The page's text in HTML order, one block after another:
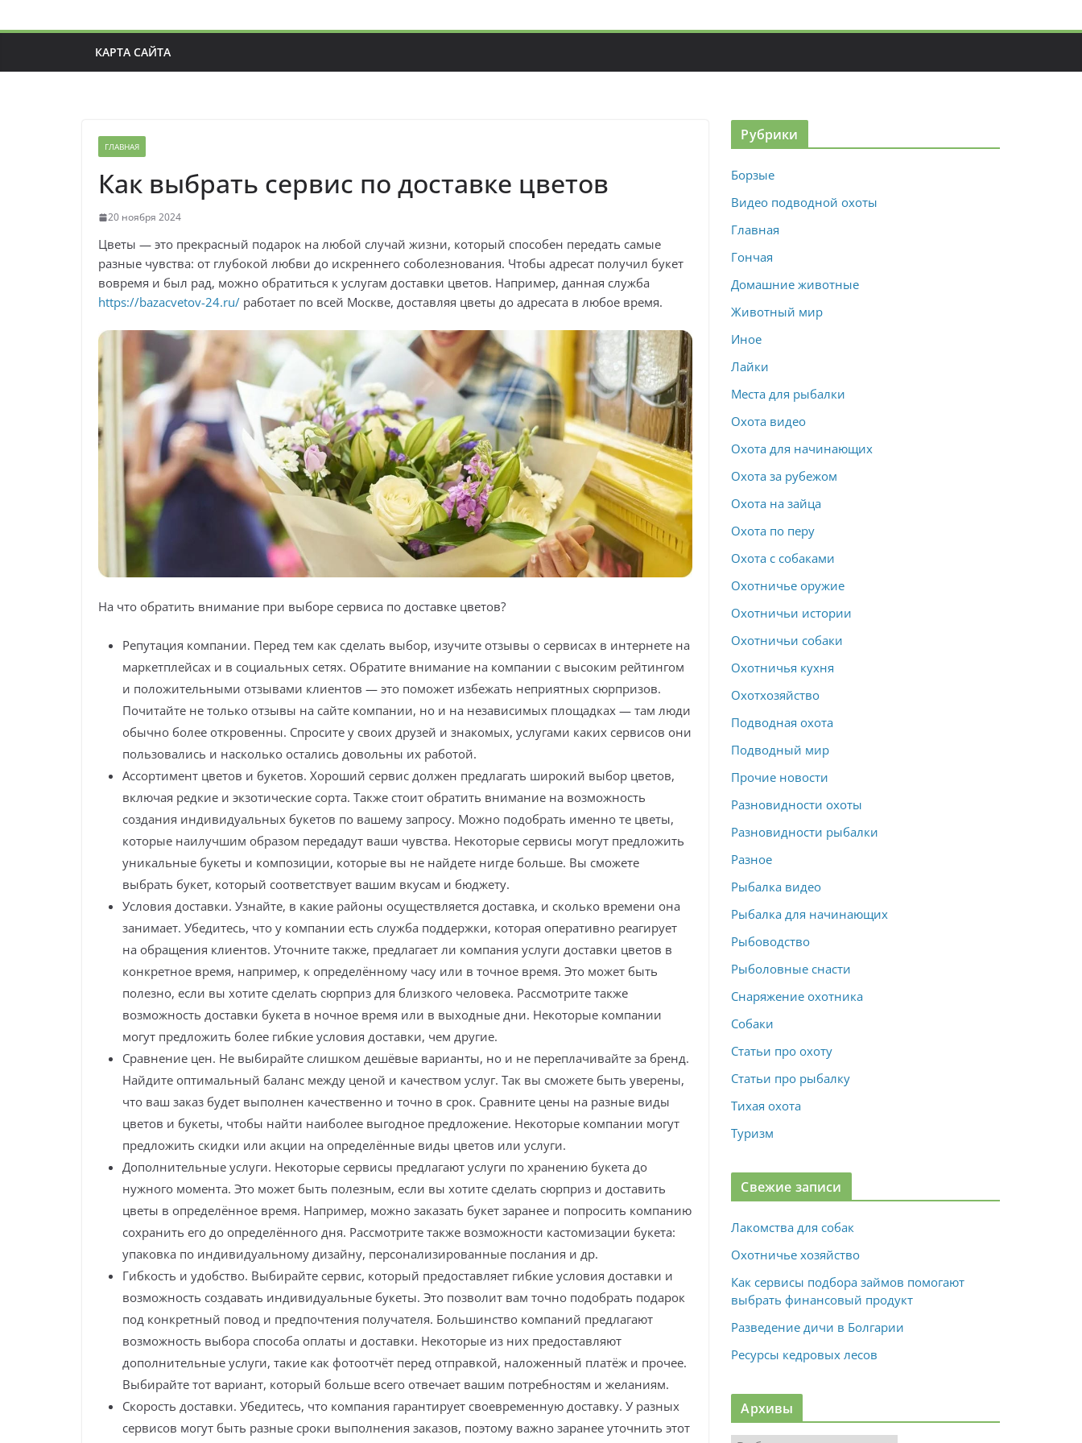
КАРТА САЙТА
ГЛАВНАЯ
Как выбрать сервис по доставке цветов
20 ноября 2024
Цветы — это прекрасный подарок на любой случай жизни, который способен передать самые
разные чувства: от глубокой любви до искреннего соболезнования. Чтобы адресат получил букет
вовремя и был рад, можно обратиться к услугам доставки цветов. Например, данная служба
https://bazacvetov-24.ru/ работает по всей Москве, доставляя цветы до адресата в любое время.
На что обратить внимание при выборе сервиса по доставке цветов?
Репутация компании. Перед тем как сделать выбор, изучите отзывы о сервисах в интернете на
маркетплейсах и в социальных сетях. Обратите внимание на компании с высоким рейтингом
и положительными отзывами клиентов — это поможет избежать неприятных сюрпризов.
Почитайте не только отзывы на сайте компании, но и на независимых площадках — там люди
обычно более откровенны. Спросите у своих друзей и знакомых, услугами каких сервисов они
пользовались и насколько остались довольны их работой.
Ассортимент цветов и букетов. Хороший сервис должен предлагать широкий выбор цветов,
включая редкие и экзотические сорта. Также стоит обратить внимание на возможность
создания индивидуальных букетов по вашему запросу. Можно подобрать именно те цветы,
которые наилучшим образом передадут ваши чувства. Некоторые сервисы могут предложить
уникальные букеты и композиции, которые вы не найдете нигде больше. Вы сможете
выбрать букет, который соответствует вашим вкусам и бюджету.
Условия доставки. Узнайте, в какие районы осуществляется доставка, и сколько времени она
занимает. Убедитесь, что у компании есть служба поддержки, которая оперативно реагирует
на обращения клиентов. Уточните также, предлагает ли компания услуги доставки цветов в
конкретное время, например, к определённому часу или в точное время. Это может быть
полезно, если вы хотите сделать сюрприз для близкого человека. Рассмотрите также
возможность доставки букета в ночное время или в выходные дни. Некоторые компании
могут предложить более гибкие условия доставки, чем другие.
Сравнение цен. Не выбирайте слишком дешёвые варианты, но и не переплачивайте за бренд.
Найдите оптимальный баланс между ценой и качеством услуг. Так вы сможете быть уверены,
что ваш заказ будет выполнен качественно и точно в срок. Сравните цены на разные виды
цветов и букеты, чтобы найти наиболее выгодное предложение. Некоторые компании могут
предложить скидки или акции на определённые виды цветов или услуги.
Дополнительные услуги. Некоторые сервисы предлагают услуги по хранению букета до
нужного момента. Это может быть полезным, если вы хотите сделать сюрприз и доставить
цветы в определённое время. Например, можно заказать букет заранее и попросить компанию
сохранить его до определённого дня. Рассмотрите также возможности кастомизации букета:
упаковка по индивидуальному дизайну, персонализированные послания и др.
Гибкость и удобство. Выбирайте сервис, который предоставляет гибкие условия доставки и
возможность создавать индивидуальные букеты. Это позволит вам точно подобрать подарок
под конкретный повод и предпочтения получателя. Большинство компаний предлагают
возможность выбора способа оплаты и доставки. Некоторые из них предоставляют
дополнительные услуги, такие как фотоотчёт перед отправкой, наложенный платёж и прочее.
Выбирайте тот вариант, который больше всего отвечает вашим потребностям и желаниям.
Скорость доставки. Убедитесь, что компания гарантирует своевременную доставку. У разных
сервисов могут быть разные сроки выполнения заказов, поэтому важно заранее уточнить этот
Рубрики
Борзые
Видео подводной охоты
Главная
Гончая
Домашние животные
Животный мир
Иное
Лайки
Места для рыбалки
Охота видео
Охота для начинающих
Охота за рубежом
Охота на зайца
Охота по перу
Охота с собаками
Охотничье оружие
Охотничьи истории
Охотничьи собаки
Охотничья кухня
Охотхозяйство
Подводная охота
Подводный мир
Прочие новости
Разновидности охоты
Разновидности рыбалки
Разное
Рыбалка видео
Рыбалка для начинающих
Рыбоводство
Рыболовные снасти
Снаряжение охотника
Собаки
Статьи про охоту
Статьи про рыбалку
Тихая охота
Туризм
Свежие записи
Лакомства для собак
Охотничье хозяйство
Как сервисы подбора займов помогают
выбрать финансовый продукт
Разведение дичи в Болгарии
Ресурсы кедровых лесов
Архивы